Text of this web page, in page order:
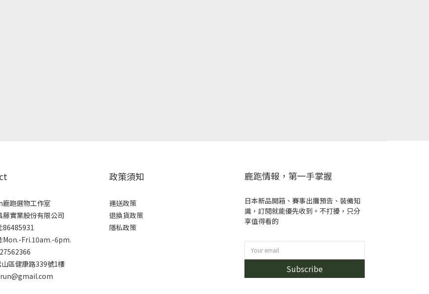
跑選物工作室
藤實業股份有限公司
:Mon.-Fri.10am.-6pm.
區健康路339號1樓
政策須知
運送政策
退換貨政策
隱私政策
鹿跑情報，第一手掌握
日本新品開箱、賽事出攤預告、裝備知
識，訂閱就能優先收到。不打擾，只分
享值得看的
Subscribe